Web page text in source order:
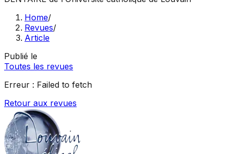
Home/
Revues/
Article
Publié le
Toutes les revues
Erreur : Failed to fetch
Retour aux revues